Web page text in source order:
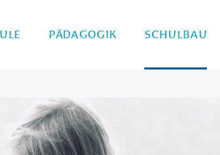
PÄDAGOGIK SCHULBAU